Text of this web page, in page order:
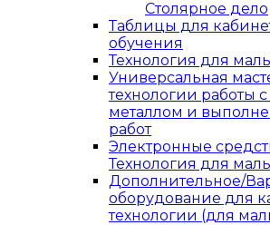
Столярное дело
Таблицы для
обучения
Технология для
Универсальная
технологии работы
металлом и
работ
Электронные
Технология для
Дополнительное/
оборудование для
технологии (для